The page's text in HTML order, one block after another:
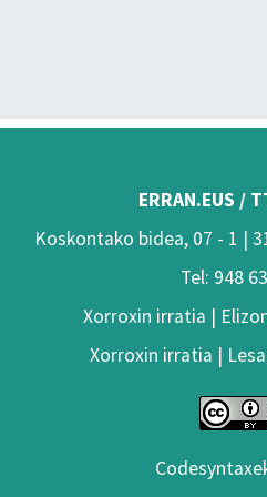
ERRAN.EUS /
Koskontako bidea, 07 - 1 |
Tel: 948
Xorroxin irratia |
Xorroxin irratia |